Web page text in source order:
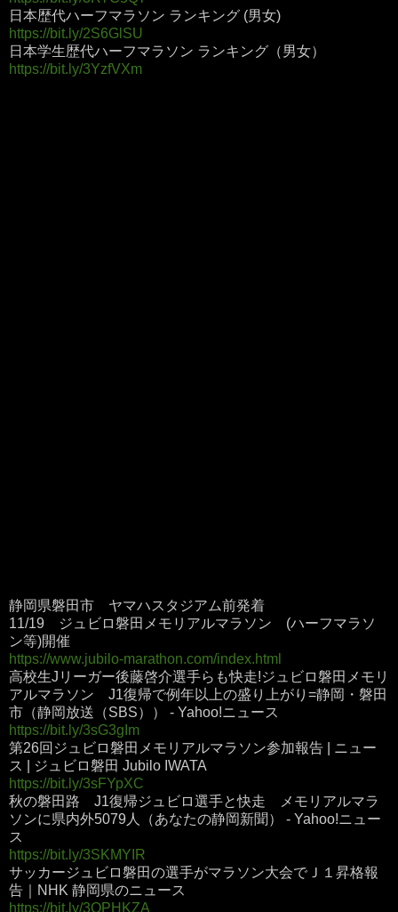
日本歴代ハーフマラソン ランキング (男女)
https://bit.ly/2S6GlSU
日本学生歴代ハーフマラソン ランキング（男女）
https://bit.ly/3YzfVXm
静岡県磐田市 ヤマハスタジアム前発着
11/19 ジュビロ磐田メモリアルマラソン (ハーフマラソ
ン等)開催
https://www.jubilo-marathon.com/index.html
高校生Jリーガー後藤啓介選手らも快走!ジュビロ磐田メモリ
アルマラソン J1復帰で例年以上の盛り上がり=静岡・磐田
市（静岡放送（SBS）） - Yahoo!ニュース
https://bit.ly/3sG3gIm
第26回ジュビロ磐田メモリアルマラソン参加報告 | ニュー
ス | ジュビロ磐田 Jubilo IWATA
https://bit.ly/3sFYpXC
秋の磐田路 J1復帰ジュビロ選手と快走 メモリアルマラ
ソンに県内外5079人（あなたの静岡新聞） - Yahoo!ニュー
ス
https://bit.ly/3SKMYIR
サッカージュビロ磐田の選手がマラソン大会でＪ１昇格報
告｜NHK 静岡県のニュース
https://bit.ly/3QPHKZA